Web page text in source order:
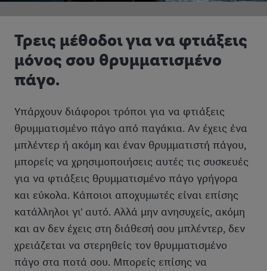
Τρεις μέθοδοι για να φτιάξεις
μόνος σου θρυμματισμένο
πάγο.
Υπάρχουν διάφοροι τρόποι για να φτιάξεις
θρυμματισμένο πάγο από παγάκια. Αν έχεις ένα
μπλέντερ ή ακόμη και έναν θρυμματιστή πάγου,
μπορείς να χρησιμοποιήσεις αυτές τις συσκευές
για να φτιάξεις θρυμματισμένο πάγο γρήγορα
και εύκολα. Κάποιοι αποχυμωτές είναι επίσης
κατάλληλοι γι' αυτό. Αλλά μην ανησυχείς, ακόμη
και αν δεν έχεις στη διάθεσή σου μπλέντερ, δεν
χρειάζεται να στερηθείς τον θρυμματισμένο
πάγο στα ποτά σου. Μπορείς επίσης να